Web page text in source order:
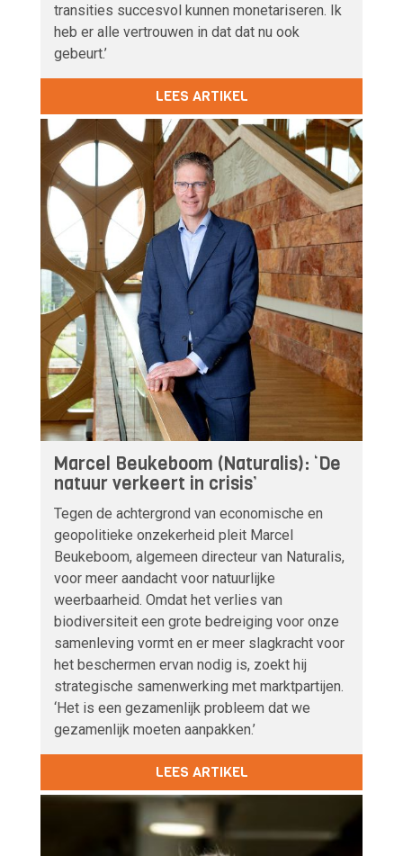
transities succesvol kunnen monetariseren. Ik
heb er alle vertrouwen in dat dat nu ook
gebeurt.’
LEES ARTIKEL
Marcel Beukeboom (Naturalis): ‘De
natuur verkeert in crisis’
Tegen de achtergrond van economische en
geopolitieke onzekerheid pleit Marcel
Beukeboom, algemeen directeur van Naturalis,
voor meer aandacht voor natuurlijke
weerbaarheid. Omdat het verlies van
biodiversiteit een grote bedreiging voor onze
samenleving vormt en er meer slagkracht voor
het beschermen ervan nodig is, zoekt hij
strategische samenwerking met marktpartijen.
‘Het is een gezamenlijk probleem dat we
gezamenlijk moeten aanpakken.’
LEES ARTIKEL